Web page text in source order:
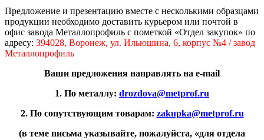
Предложение и презентацию вместе с несколькими образцами
продукции необходимо доставить курьером или почтой в
офис завода Металлопрофиль с пометкой «Отдел закупок» по
адресу: 394028, Воронеж, ул. Ильюшина, 6, корпус №4 / завод
Металлопрофиль
Ваши предложения направлять на е-mail
1. По металлу: drozdova@metprof.ru
2. По сопутствующим товарам: zakupka@metprof.ru
(в теме письма указывайте, пожалуйста, «для отдела